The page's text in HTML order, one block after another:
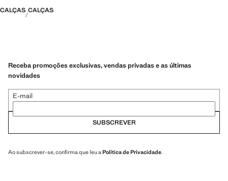
CALÇAS CALÇAS
Receba promoções exclusivas, vendas privadas e as últimas
novidades
E-mail
SUBSCREVER
Ao subscrever-se, confirma que leu a Política de Privacidade.